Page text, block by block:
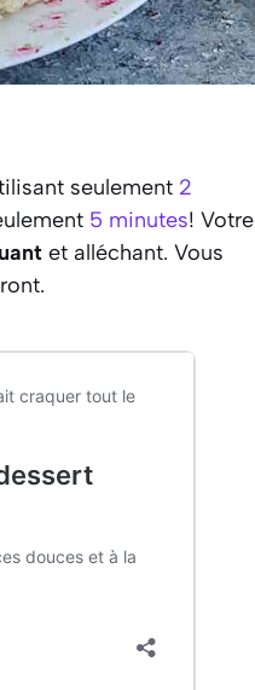
seulement 2
5 minutes! Votre
et alléchant. Vous